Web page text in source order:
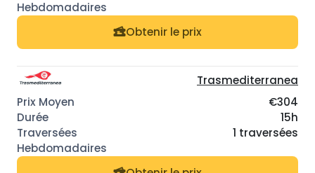
Obtenir le prix
Trasmediterranea
€304
15h
1 traversées